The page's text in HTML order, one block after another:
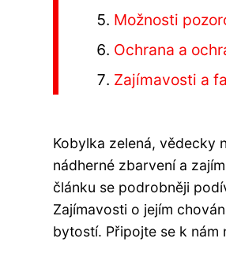
Možnosti
Ochrana a
Zajímavosti a
Kobylka zelená, vědecky
nádherné zbarvení a
článku se podrobněji
Zajímavosti o jejím
bytostí. Připojte se k nám